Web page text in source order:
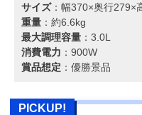
サイズ：幅370×奥行279×
重量 ：約6.6kg
最大調理容量 ：3.0L
消費電力 ：900W
賞品想定 ：優勝景品
PICKUP!